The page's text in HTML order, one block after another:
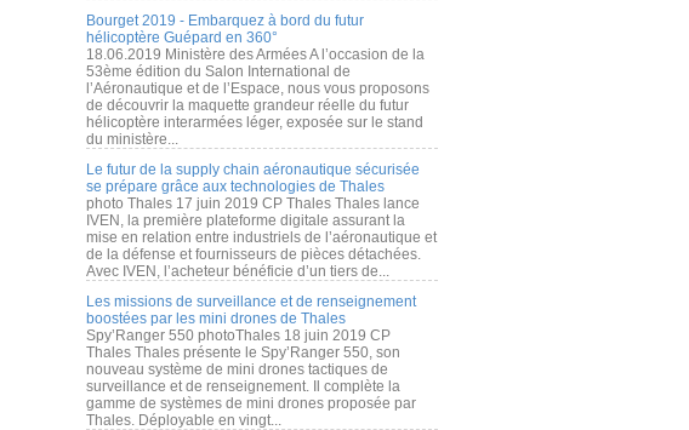
Bourget 2019 - Embarquez à bord du futur
hélicoptère Guépard en 360°
18.06.2019 Ministère des Armées A l’occasion de la
53ème édition du Salon International de
l’Aéronautique et de l’Espace, nous vous proposons
de découvrir la maquette grandeur réelle du futur
hélicoptère interarmées léger, exposée sur le stand
du ministère...
Le futur de la supply chain aéronautique sécurisée
se prépare grâce aux technologies de Thales
photo Thales 17 juin 2019 CP Thales Thales lance
IVEN, la première plateforme digitale assurant la
mise en relation entre industriels de l’aéronautique et
de la défense et fournisseurs de pièces détachées.
Avec IVEN, l’acheteur bénéficie d’un tiers de...
Les missions de surveillance et de renseignement
boostées par les mini drones de Thales
Spy’Ranger 550 photoThales 18 juin 2019 CP
Thales Thales présente le Spy’Ranger 550, son
nouveau système de mini drones tactiques de
surveillance et de renseignement. Il complète la
gamme de systèmes de mini drones proposée par
Thales. Déployable en vingt...